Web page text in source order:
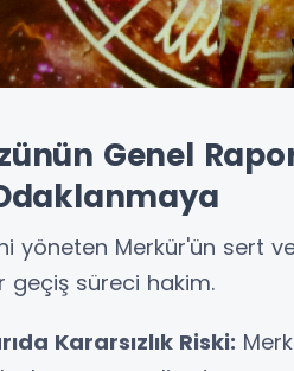
Genel
yöneten Merkür'ün sert
geçiş süreci hakim.
Kararsızlık Riski: